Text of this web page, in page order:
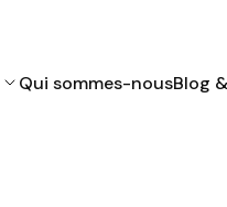
Qui sommes-nousBlog